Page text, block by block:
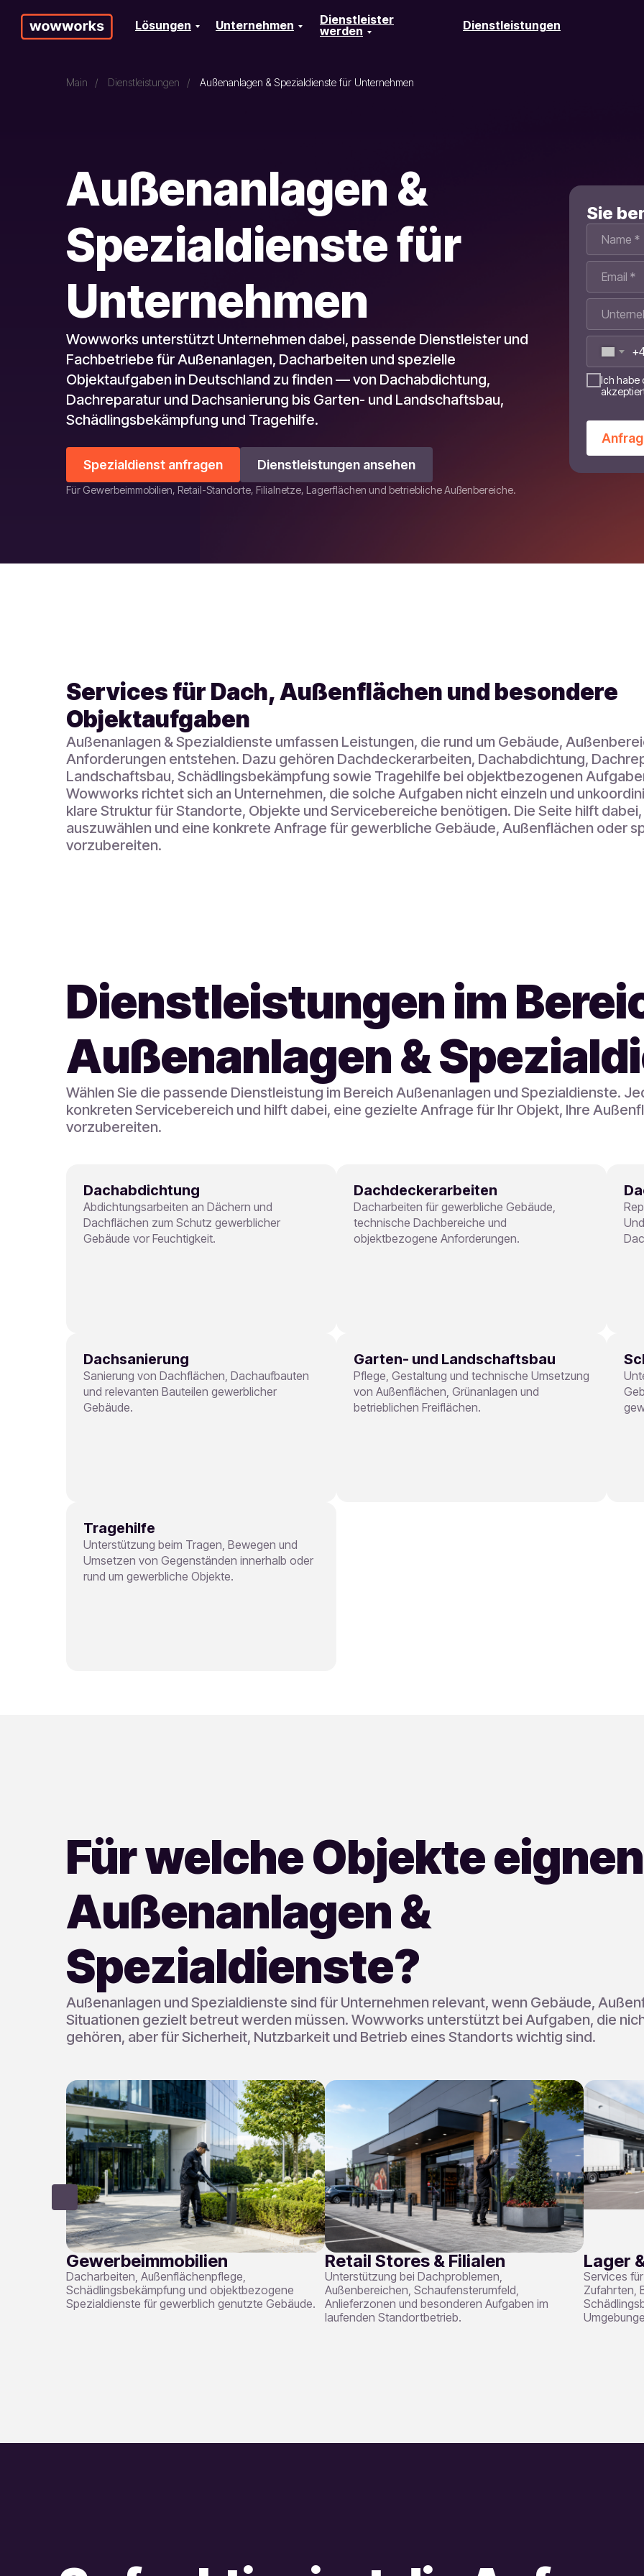
Lösungen
Dienstleister
werden
Dienstleistungen
Unternehmen
Main / Dienstleistungen / Außenanlagen & Spezialdienste für Unternehmen
Außenanlagen &
Spezialdienste für
Unternehmen
Wowworks unterstützt Unternehmen dabei, passende Dienstleister und
Fachbetriebe für Außenanlagen, Dacharbeiten und spezielle
Objektaufgaben in Deutschland zu finden — von Dachabdichtung,
Dachreparatur und Dachsanierung bis Garten- und Landschaftsbau,
Schädlingsbekämpfung und Tragehilfe.
Spezialdienst anfragen Dienstleistungen ansehen
Für Gewerbeimmobilien, Retail-Standorte, Filialnetze, Lagerflächen und betriebliche Außenbereiche.
Sie
Ich habe
Services für Dach, Außenflächen und besondere
Objektaufgaben
Außenanlagen & Spezialdienste umfassen Leistungen, die rund um Gebäude,
Anforderungen entstehen. Dazu gehören Dachdeckerarbeiten, Dachabdichtung,
Landschaftsbau, Schädlingsbekämpfung sowie Tragehilfe bei objektbezogenen
Wowworks richtet sich an Unternehmen, die solche Aufgaben nicht einzeln und
klare Struktur für Standorte, Objekte und Servicebereiche benötigen. Die Seite hilft
auszuwählen und eine konkrete Anfrage für gewerbliche Gebäude, Außenflächen oder
vorzubereiten.
Dienstleistungen im
Außenanlagen &
Wählen Sie die passende Dienstleistung im Bereich Außenanlagen und Spezialdienste.
konkreten Servicebereich und hilft dabei, eine gezielte Anfrage für Ihr Objekt, Ihre
vorzubereiten.
Dachabdichtung
Abdichtungsarbeiten an Dächern und
Dachflächen zum Schutz gewerblicher
Gebäude vor Feuchtigkeit.
Dachdeckerarbeiten
Dacharbeiten für gewerbliche Gebäude,
technische Dachbereiche und
objektbezogene Anforderungen.
Dachsanierung
Sanierung von Dachflächen, Dachaufbauten
und relevanten Bauteilen gewerblicher
Gebäude.
Garten- und Landschaftsbau
Pflege, Gestaltung und technische Umsetzung
von Außenflächen, Grünanlagen und
betrieblichen Freiflächen.
Tragehilfe
Unterstützung beim Tragen, Bewegen und
Umsetzen von Gegenständen innerhalb oder
rund um gewerbliche Objekte.
Für welche Objekte
Außenanlagen &
Spezialdienste?
Außenanlagen und Spezialdienste sind für Unternehmen relevant, wenn Gebäude,
Situationen gezielt betreut werden müssen. Wowworks unterstützt bei Aufgaben, die
gehören, aber für Sicherheit, Nutzbarkeit und Betrieb eines Standorts wichtig sind.
Gewerbeimmobilien
Dacharbeiten, Außenflächenpflege,
Schädlingsbekämpfung und objektbezogene
Spezialdienste für gewerblich genutzte Gebäude.
Retail Stores & Filialen
Unterstützung bei Dachproblemen,
Außenbereichen, Schaufensterumfeld,
Anlieferzonen und besonderen Aufgaben im
laufenden Standortbetrieb.
Lager
Services
Zufahrten,